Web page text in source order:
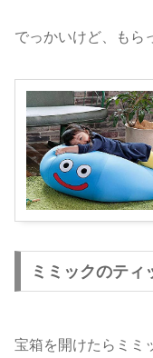
でっかいけど、もら
ミミックのティ
宝箱を開けたらミミ